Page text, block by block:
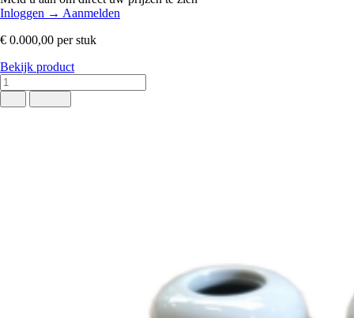
Inloggen → Aanmelden
€ 0.000,00 per stuk
Bekijk product